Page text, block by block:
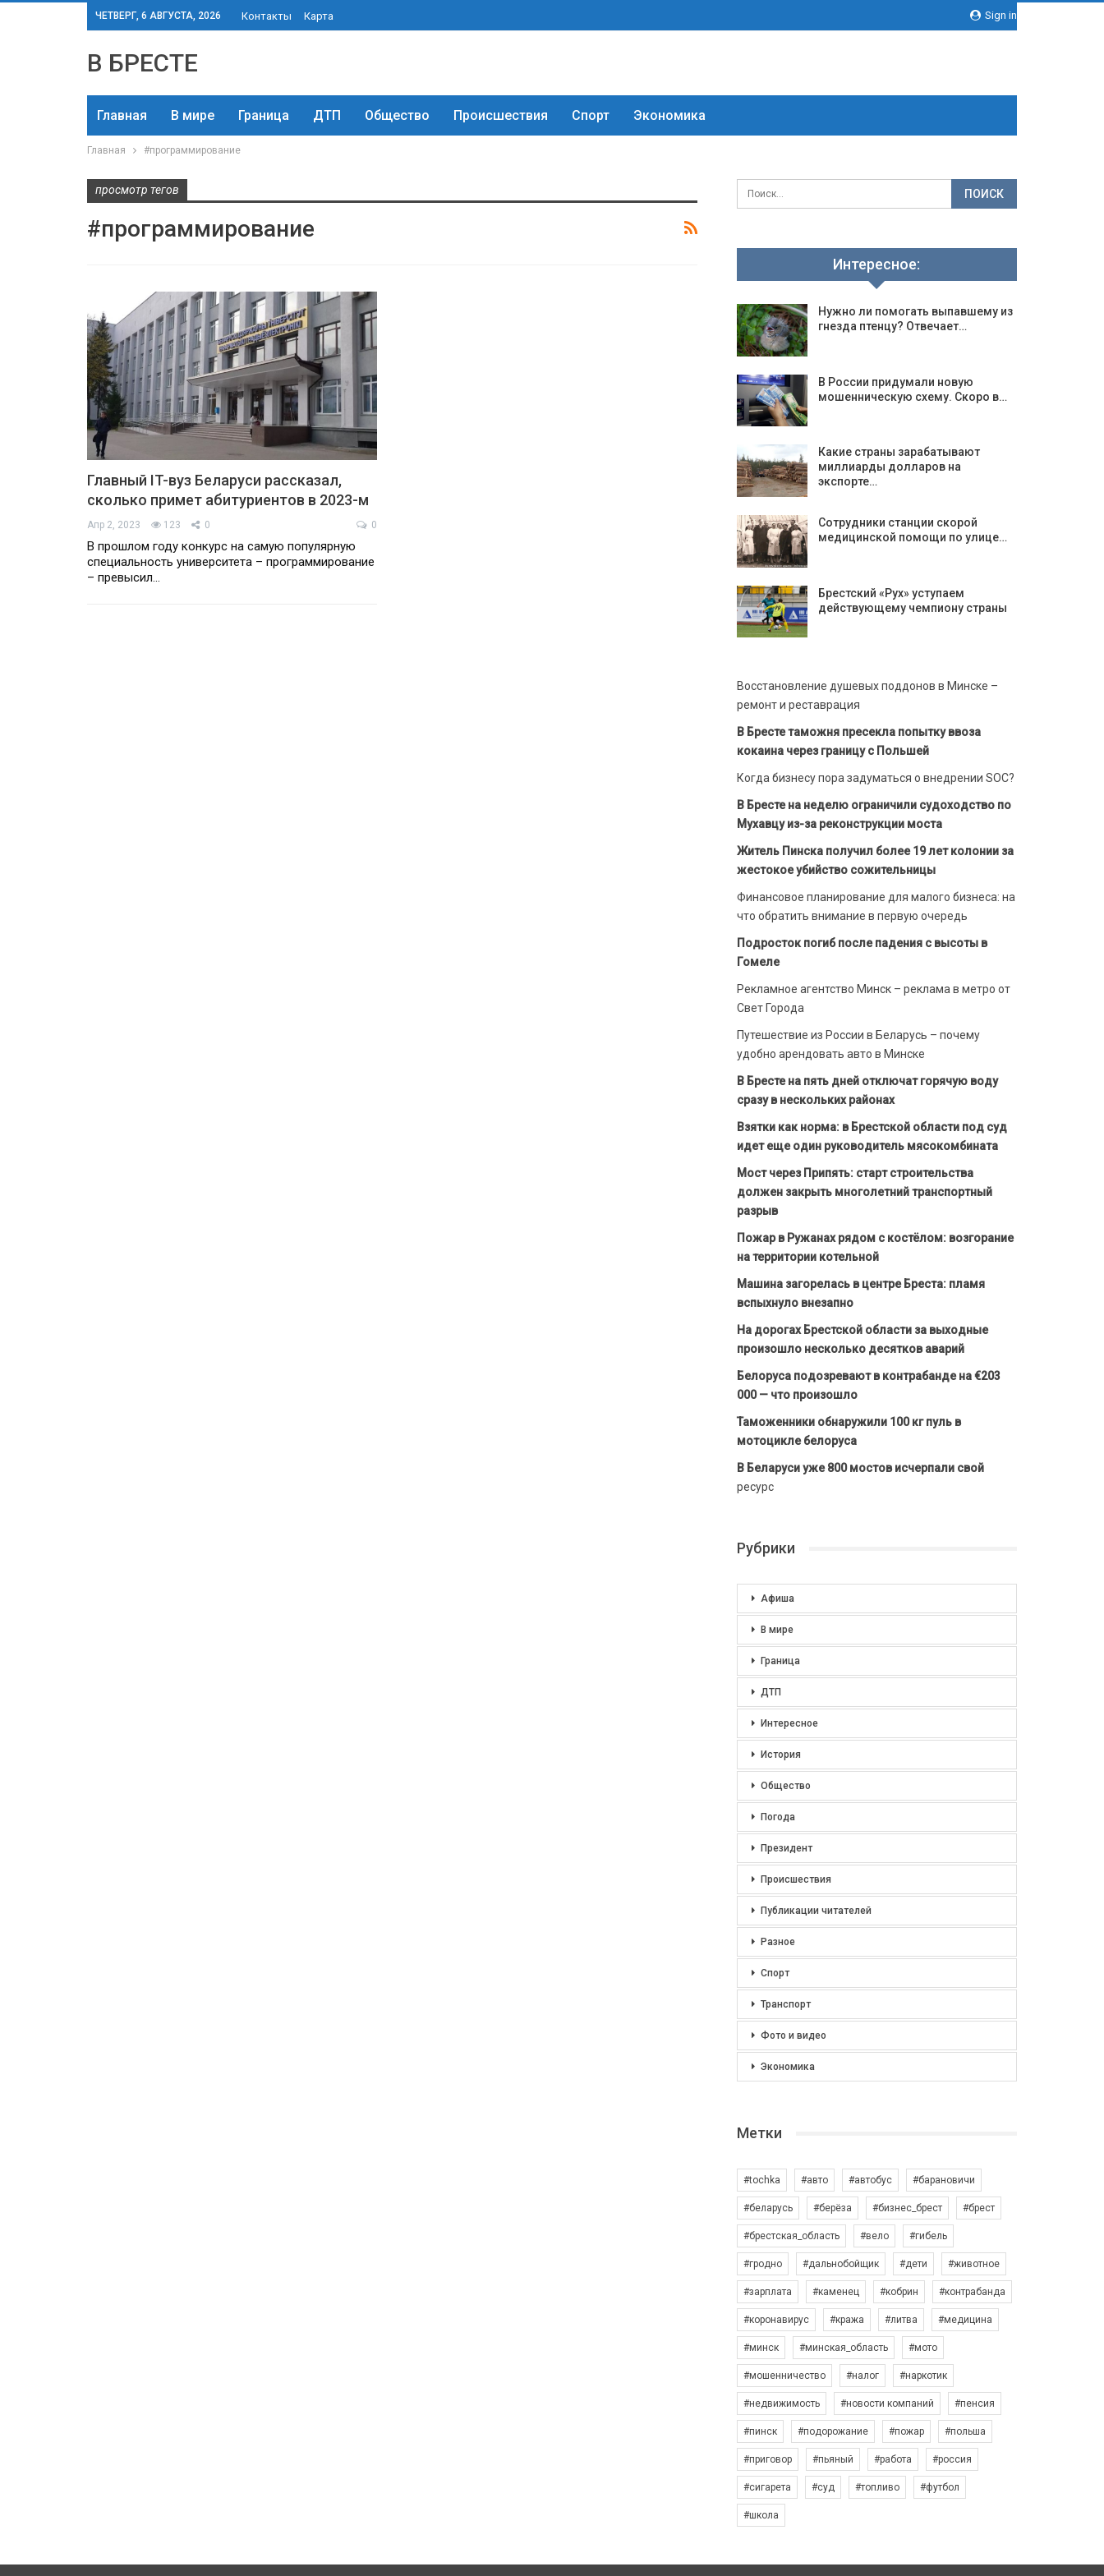
Sign in
ЧЕТВЕРГ, 6 АВГУСТА, 2026 Контакты Карта
В БРЕСТЕ
Главная В мире Граница ДТП Общество Происшествия Спорт Экономика
Главная #программирование
просмотр тегов
#программирование
Главный IT-вуз Беларуси рассказал,
сколько примет абитуриентов в 2023-м
Апр 2, 2023 123 0 0
В прошлом году конкурс на самую популярную
специальность университета – программирование
– превысил…
Интересное:
Нужно ли помогать выпавшему из
гнезда птенцу? Отвечает…
В России придумали новую
мошенническую схему. Скоро в…
Какие страны зарабатывают
миллиарды долларов на
экспорте…
Сотрудники станции скорой
медицинской помощи по улице…
Брестский «Рух» уступаем
действующему чемпиону страны
Восстановление душевых поддонов в Минске –
ремонт и реставрация
В Бресте таможня пресекла попытку ввоза
кокаина через границу с Польшей
Когда бизнесу пора задуматься о внедрении SOC?
В Бресте на неделю ограничили судоходство по
Мухавцу из-за реконструкции моста
Житель Пинска получил более 19 лет колонии за
жестокое убийство сожительницы
Финансовое планирование для малого бизнеса: на
что обратить внимание в первую очередь
Подросток погиб после падения с высоты в
Гомеле
Рекламное агентство Минск – реклама в метро от
Свет Города
Путешествие из России в Беларусь – почему
удобно арендовать авто в Минске
В Бресте на пять дней отключат горячую воду
сразу в нескольких районах
Взятки как норма: в Брестской области под суд
идет еще один руководитель мясокомбината
Мост через Припять: старт строительства
должен закрыть многолетний транспортный
разрыв
Пожар в Ружанах рядом с костёлом: возгорание
на территории котельной
Машина загорелась в центре Бреста: пламя
вспыхнуло внезапно
На дорогах Брестской области за выходные
произошло несколько десятков аварий
Белоруса подозревают в контрабанде на €203
000 — что произошло
Таможенники обнаружили 100 кг пуль в
мотоцикле белоруса
В Беларуси уже 800 мостов исчерпали свой
ресурс
Рубрики
Афиша
В мире
Граница
ДТП
Интересное
История
Общество
Погода
Президент
Происшествия
Публикации читателей
Разное
Спорт
Транспорт
Фото и видео
Экономика
Метки
#tochka #авто #автобус #барановичи
#беларусь #берёза #бизнес_брест #брест
#брестская_область #вело #гибель
#гродно #дальнобойщик #дети #животное
#зарплата #каменец #кобрин #контрабанда
#коронавирус #кража #литва #медицина
#минск #минская_область #мото
#мошенничество #налог #наркотик
#недвижимость #новости компаний #пенсия
#пинск #подорожание #пожар #польша
#приговор #пьяный #работа #россия
#сигарета #суд #топливо #футбол
#школа